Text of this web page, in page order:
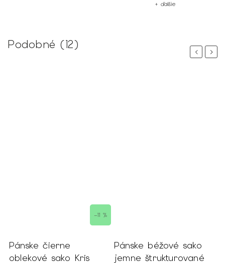
+ ďalšie
Podobné (12)
Previous
–11 %
Pánske čierne
oblekové sako Kris
Pánske béžové sako
jemne štrukturované
Next